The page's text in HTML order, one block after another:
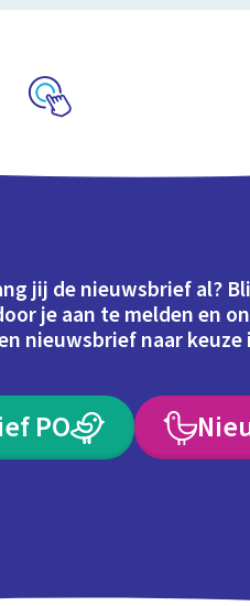
jij de nieuwsbrief al?
je aan te melden en
nieuwsbrief naar keuze
PO